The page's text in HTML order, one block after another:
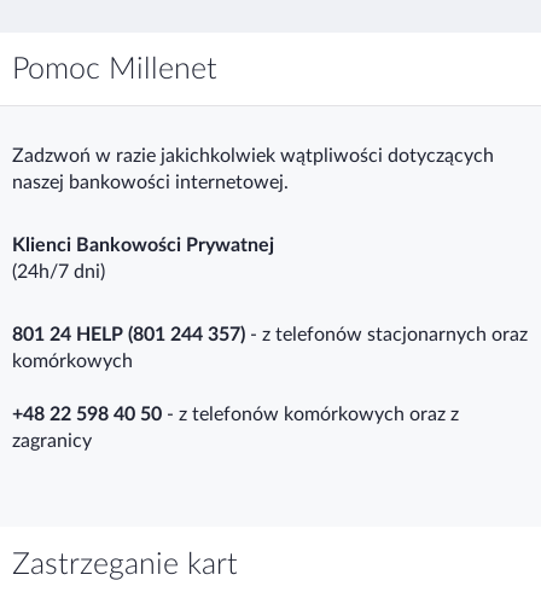
Pomoc Millenet
Zadzwoń w razie jakichkolwiek wątpliwości dotyczących
naszej bankowości internetowej.
Klienci Bankowości Prywatnej
(24h/7 dni)
801 24 HELP (801 244 357) - z telefonów stacjonarnych oraz
komórkowych
+48 22 598 40 50 - z telefonów komórkowych oraz z
zagranicy
Zastrzeganie kart